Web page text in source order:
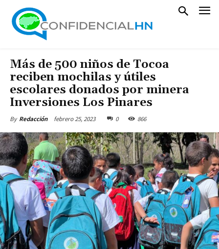
Más de 500 niños de Tocoa
reciben mochilas y útiles
escolares donados por minera
Inversiones Los Pinares
By Redacción febrero 25, 2023 0 866